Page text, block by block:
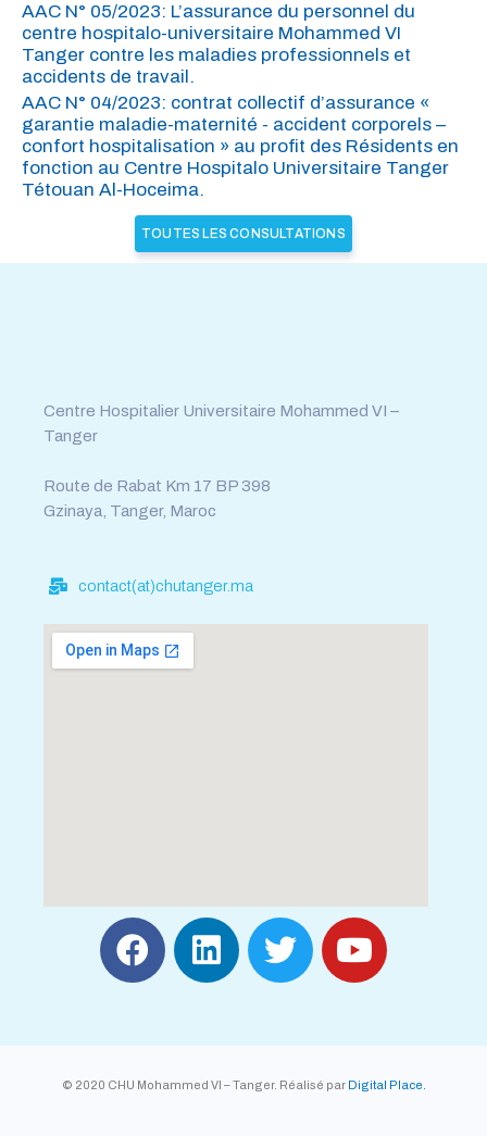
AAC N° 05/2023: L’assurance du personnel du
centre hospitalo-universitaire Mohammed VI
Tanger contre les maladies professionnels et
accidents de travail.
AAC N° 04/2023: contrat collectif d’assurance «
garantie maladie-maternité - accident corporels –
confort hospitalisation » au profit des Résidents en
fonction au Centre Hospitalo Universitaire Tanger
Tétouan Al-Hoceima.
TOUTES LES CONSULTATIONS
Centre Hospitalier Universitaire Mohammed VI –
Tanger
Route de Rabat Km 17 BP 398
Gzinaya, Tanger, Maroc
contact(at)chutanger.ma
© 2020 CHU Mohammed VI – Tanger. Réalisé par Digital Place.